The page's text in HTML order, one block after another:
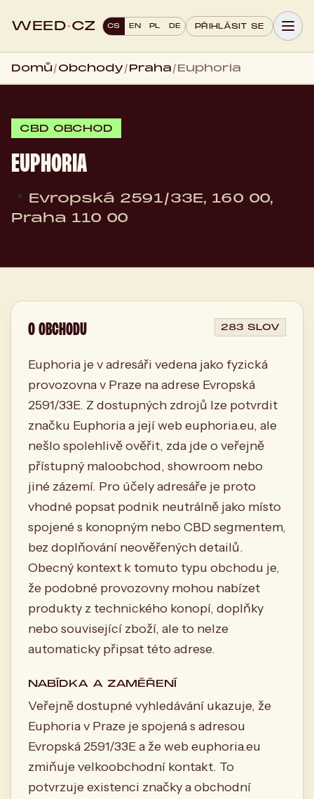
WEED·CZ CS EN PL DE PŘIHLÁSIT SE
Domů/Obchody/Praha/Euphoria
CBD OBCHOD
EUPHORIA
📍 Evropská 2591/33E, 160 00,
Praha 110 00
O OBCHODU 283 SLOV
Euphoria je v adresáři vedena jako fyzická
provozovna v Praze na adrese Evropská
2591/33E. Z dostupných zdrojů lze potvrdit
značku Euphoria a její web euphoria.eu, ale
nešlo spolehlivě ověřit, zda jde o veřejně
přístupný maloobchod, showroom nebo
jiné zázemí. Pro účely adresáře je proto
vhodné popsat podnik neutrálně jako místo
spojené s konopným nebo CBD segmentem,
bez doplňování neověřených detailů.
Obecný kontext k tomuto typu obchodu je,
že podobné provozovny mohou nabízet
produkty z technického konopí, doplňky
nebo související zboží, ale to nelze
automaticky připsat této adrese.
NABÍDKA A ZAMĚŘENÍ
Veřejně dostupné vyhledávání ukazuje, že
Euphoria v Praze je spojená s adresou
Evropská 2591/33E a že web euphoria.eu
zmiňuje velkoobchodní kontakt. To
potvrzuje existenci značky a obchodní